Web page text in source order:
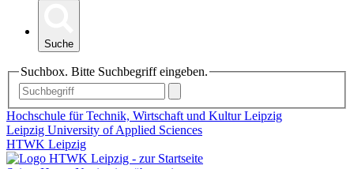
Suche
Suchbox. Bitte Suchbegriff eingeben.
Hochschule für Technik, Wirtschaft und Kultur Leipzig
Leipzig University of Applied Sciences
HTWK Leipzig